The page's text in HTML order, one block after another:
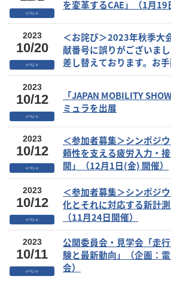
を変革するCAE」（1月19
イベント
＜お詫び＞2023年秋季大
献番号に誤りがございま
差し替えております。お
訳ございませんが、既に
お願い申し上げます。
2023
10/20
イベント
「JAPAN MOBILITY
ミュラを出展
2023
10/12
イベント
＜参加者募集＞シンポジ
頼性を支える疲労入力・
開」（12月1日(金) 開催）
2023
10/12
イベント
＜参加者募集＞シンポジ
化とそれに対応する新計
（11月24日開催）
2023
10/12
イベント
公開委員会・見学会「走
験と最新動向」（企画：
会）
2023
10/11
イベント